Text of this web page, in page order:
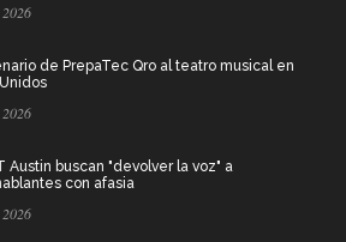
de PrepaTec Qro al teatro musical en
Austin buscan "devolver la voz" a
con afasia